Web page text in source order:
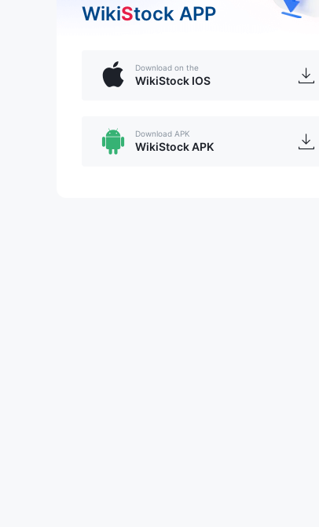
WikiStock APP
Download on the
WikiStock IOS
Download APK
WikiStock APK